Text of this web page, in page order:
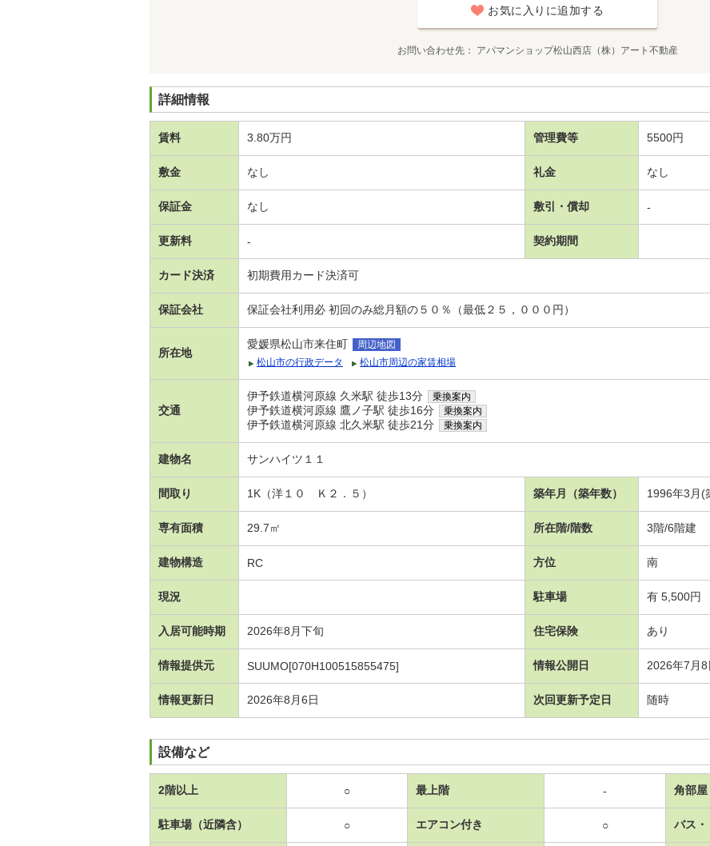
お気に入りに追加する
お問い合わせ先 アパマンショップ松山西店（株）アート不動産
詳細情報
賃料 3.80万円 管理費等 5500円
敷金 なし 礼金 なし
保証金 なし 敷引・償却 -
更新料 - 契約期間
カード決済 初期費用カード決済可
保証会社 保証会社利用必 初回のみ総月額の５０％（最低２５，０００円）
所在地
愛媛県松山市来住町
周辺地図
松山市の行政データ
松山市周辺の家賃相場
交通
伊予鉄道横河原線 久米駅 徒歩13分 乗換案内
伊予鉄道横河原線 鷹ノ子駅 徒歩16分 乗換案内
伊予鉄道横河原線 北久米駅 徒歩21分 乗換案内
建物名 サンハイツ１１
間取り 1K（洋１０ Ｋ２．５） 築年月（築年数） 1996年3月(
専有面積 29.7㎡ 所在階/階数 3階/6階建
建物構造 RC 方位 南
現況 駐車場 有 5,500円
入居可能時期 2026年8月下旬 住宅保険 あり
情報提供元 SUUMO[070H100515855475] 情報公開日 2026年7月8
情報更新日 2026年8月6日 次回更新予定日 随時
設備など
2階以上 ○ 最上階 - 角部屋
駐車場（近隣含） ○ エアコン付き ○ バス・